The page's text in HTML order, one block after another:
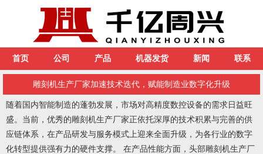
首页 公司 产品 机器发货 新闻 联系
雕刻机生产厂家加速技术迭代，赋能制造业数字化升级
随着国内智能制造的蓬勃发展，市场对高精度数控设备的需求日益旺
盛。当前，优秀的雕刻机生产厂家正依托深厚的技术积累与完善的供
应链体系，在产品研发与服务模式上迎来全面升级，为各行业的数字
化转型提供强有力的硬件支撑。 在产品性能方面，头部雕刻机生产厂